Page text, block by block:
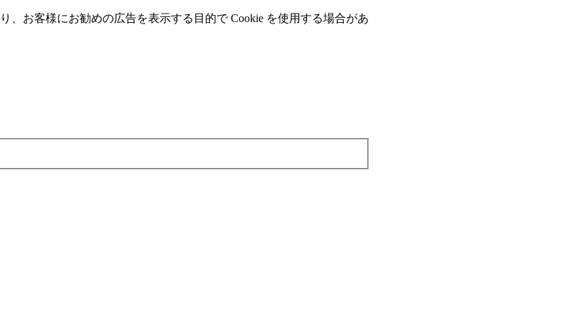
お客様にお勧めの広告を表⽰する⽬的で Cookie を使⽤する場合があ